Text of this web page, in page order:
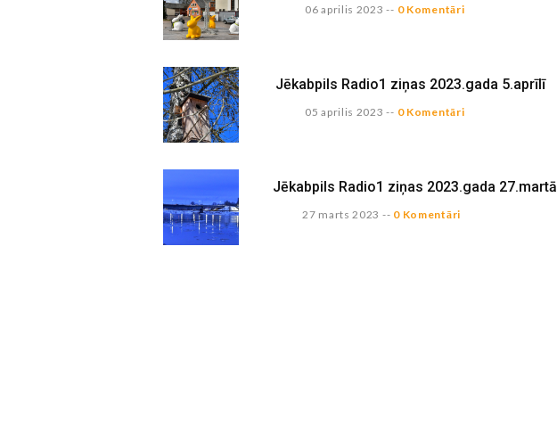
06 aprilis 2023 -- 0 Komentāri
Jēkabpils Radio1 ziņas 2023.gada 5.aprīlī
05 aprilis 2023 -- 0 Komentāri
Jēkabpils Radio1 ziņas 2023.gada 27.martā
27 marts 2023 -- 0 Komentāri